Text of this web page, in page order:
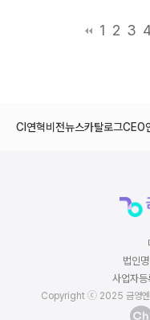
1 2 3
CI 연혁비전뉴스카탈로그CEO
법인
사업자
Copyright ⓒ 2025 금영엔